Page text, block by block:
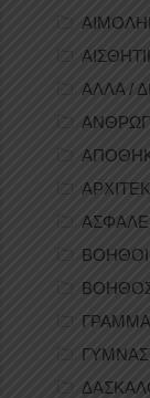
ΑΛΛΑ /